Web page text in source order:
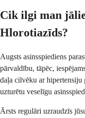
Cik ilgi man
Hlorotiazīds?
Augsts asinsspiediens
pārvaldību, tāpēc,
daļa cilvēku ar hipertensiju
uzturētu veselīgu
Ārsts regulāri uzraudzīs